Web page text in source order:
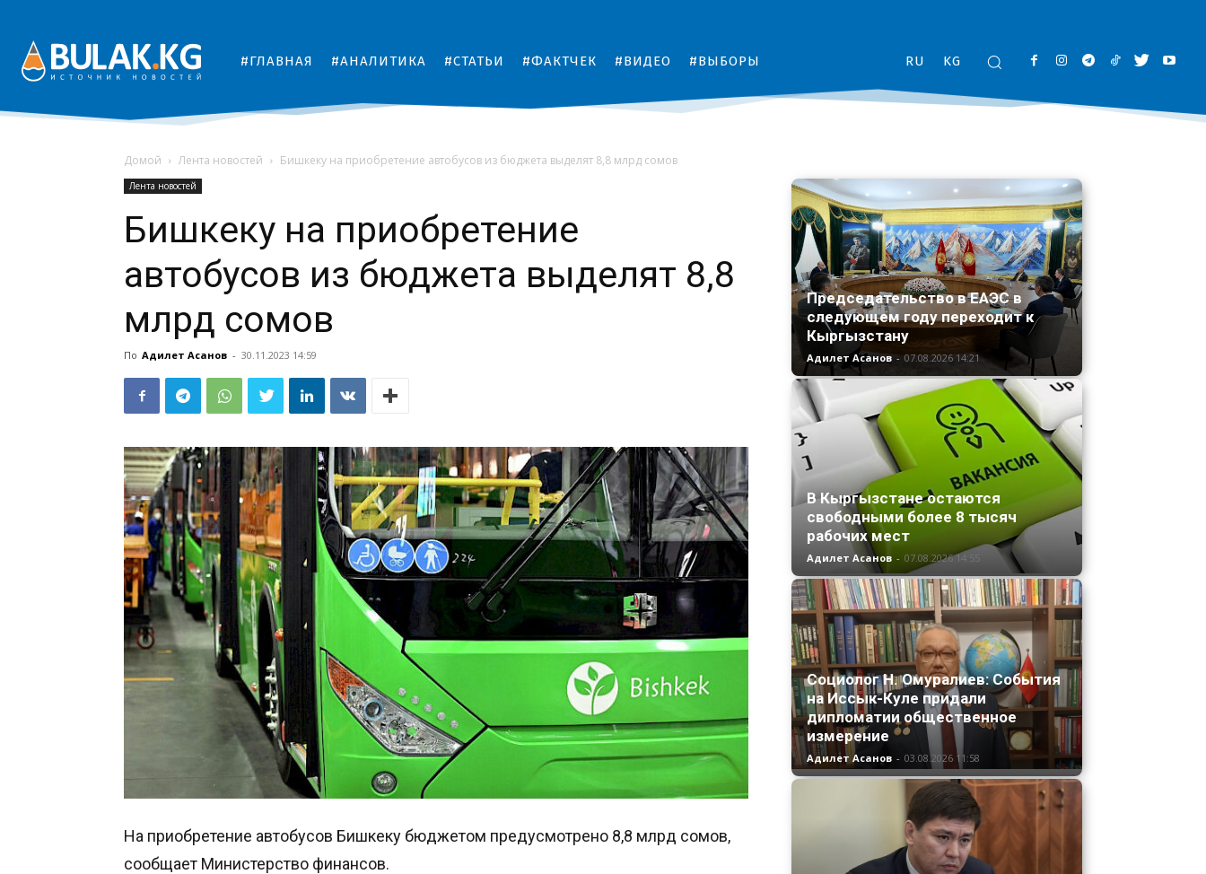
#ГЛАВНАЯ #АНАЛИТИКА #СТАТЬИ #ФАКТЧЕК #ВИДЕО #ВЫБОРЫ RU KG
Домой Лента новостей Бишкеку на приобретение автобусов из бюджета выделят 8,8 млрд сомов
Лента новостей
Бишкеку на приобретение
автобусов из бюджета выделят 8,8
млрд сомов
По Адилет Асанов - 30.11.2023 14:59
На приобретение автобусов Бишкеку бюджетом предусмотрено 8,8 млрд сомов,
сообщает Министерство финансов.
Председательство в ЕАЭС в
следующем году переходит к
Кыргызстану
Адилет Асанов - 07.08.2026 14:21
В Кыргызстане остаются
свободными более 8 тысяч
рабочих мест
Адилет Асанов - 07.08.2026 14:55
Социолог Н. Омуралиев: События
на Иссык-Куле придали
дипломатии общественное
измерение
Адилет Асанов - 03.08.2026 11:58